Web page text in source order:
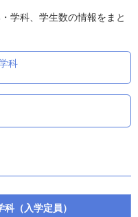
学科、学生数の情報をまと
科
科（入学定員）